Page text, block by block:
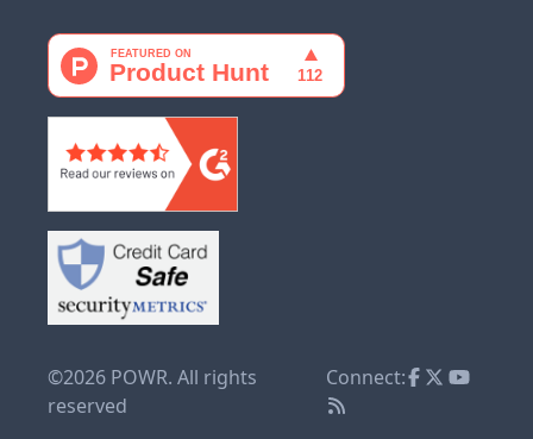
©2026 POWR. All rights
reserved
Connect: